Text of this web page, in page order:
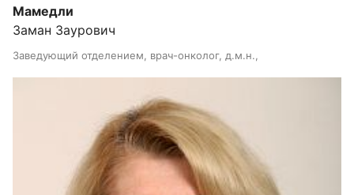
Мамедли
Заман Заурович
Заведующий отделением, врач-онколог, д.м.н.,